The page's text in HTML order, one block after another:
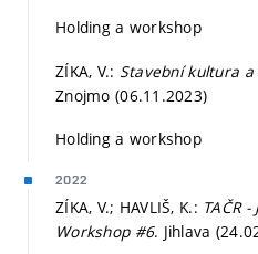
Holding a workshop
ZÍKA, V.: Stavební kultura
Znojmo (06.11.2023)
Holding a workshop
2022
ZÍKA, V.; HAVLIŠ, K.: TAČR
Workshop #6. Jihlava